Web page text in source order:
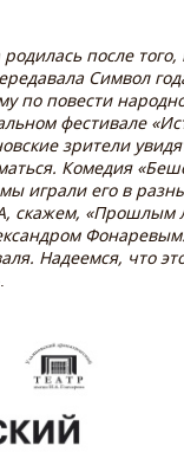
после того,
Символ
по повести
фестивале
зрители
Комедия
играли его в
скажем, «Прошлым
Надеемся, что